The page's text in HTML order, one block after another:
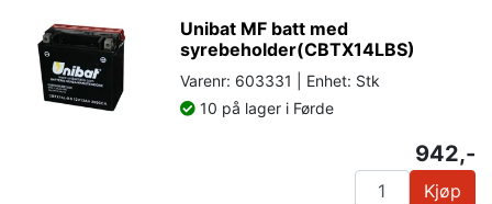
Unibat MF batt med
syrebeholder(CBTX14LBS)
Varenr: 603331 | Enhet: Stk
10 på lager i Førde
942,-
Kjøp